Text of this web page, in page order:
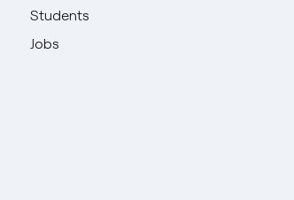
Students
Jobs